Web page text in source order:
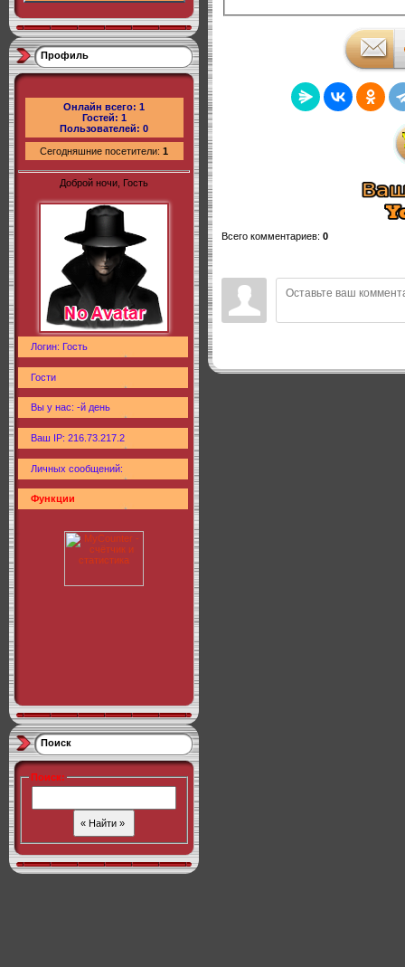
Профиль
Онлайн всего: 1
Гостей: 1
Пользователей: 0
Сегодняшние посетители: 1
Доброй ночи, Гость
Логин: Гость
Гости
Вы у нас: -й день
Ваш IP: 216.73.217.2
Личных сообщений:
Функции
Поиск
Поиск:
Всего комментариев: 0